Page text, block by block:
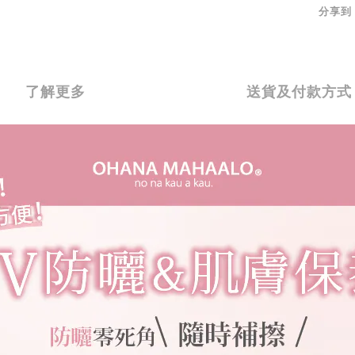
分享到
了解更多 送貨及付款方式